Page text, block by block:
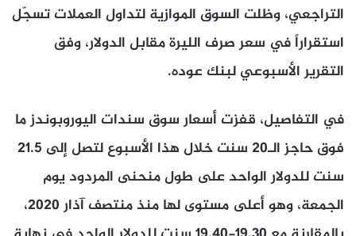
التراجعي، وظلت السوق الموازية لتداول العملات تسجّل
استقراراً في سعر صرف الليرة مقابل الدولار، وفق
التقرير الأسبوعي لبنك عوده.
في التفاصيل، قفزت أسعار سوق سندات اليوروبوندز ما
فوق حاجز الـ20 سنت خلال هذا الأسبوع لتصل إلى 21.5
سنت للدولار الواحد على طول منحنى المردود يوم
الجمعة، وهو أعلى مستوى لها منذ منتصف آذار 2020،